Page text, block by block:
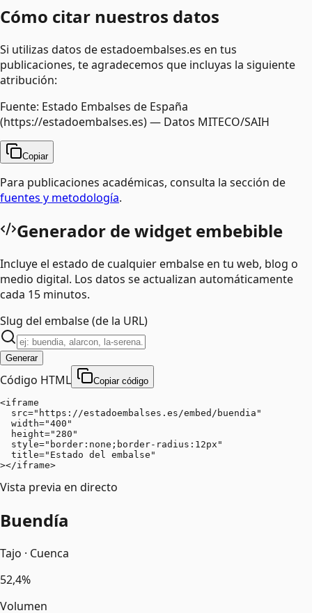
Cómo citar nuestros datos
Si utilizas datos de estadoembalses.es en tus
publicaciones, te agradecemos que incluyas la siguiente
atribución:
Fuente: Estado Embalses de España
(https://estadoembalses.es) — Datos MITECO/SAIH
Copiar
Para publicaciones académicas, consulta la sección de
fuentes y metodología.
Generador de widget embebible
Incluye el estado de cualquier embalse en tu web, blog o
medio digital. Los datos se actualizan automáticamente
cada 15 minutos.
Slug del embalse (de la URL)
Generar
Código HTML Copiar código
<iframe
  src="https://estadoembalses.es/embed/buendia"
  width="400"
  height="280"
  style="border:none;border-radius:12px"
  title="Estado del embalse"
></iframe>
Vista previa en directo